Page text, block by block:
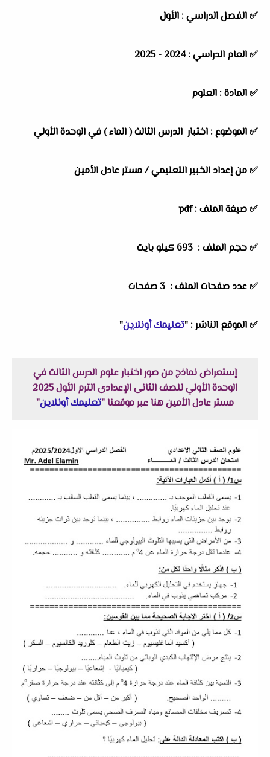
✅الفصل الدراسي : الأول
✅العام الدراسي :2024 - 2025
✅المادة : العلوم
✅الموضوع : اختبار الدرس الثالث ( الماء ) في الوحدة الأولي
✅من إعداد الخبير التعليمي /مستر عادل الأمين
✅ صيغة الملف : pdf
✅ حجم الملف : 693 كيلو بايت
✅ عدد صفحات الملف : 3 صفحات
✅الموقع الناشر : "تعليمك أونلاين"
إستعراض نماذج من صور اختبار علوم الدرس الثالث في
الوحدة الأولي للصف الثانى الإعدادى الترم الأول 2025
مستر عادل الأمين هنا عبر موقعنا "تعليمك أونلاين"